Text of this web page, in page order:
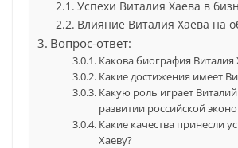
Успехи Виталия Хаева в
Влияние Виталия Хаева на
Вопрос-ответ:
Какова биография Виталия
Какие достижения имеет
Какую роль играет
развитии российской
Какие качества принесли
Хаеву?